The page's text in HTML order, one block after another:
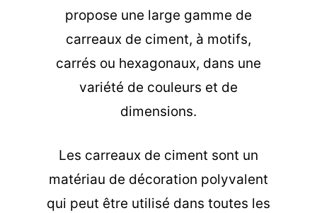
propose une large gamme de
carreaux de ciment, à motifs,
carrés ou hexagonaux, dans une
variété de couleurs et de
dimensions.
Les carreaux de ciment sont un
matériau de décoration polyvalent
qui peut être utilisé dans toutes les